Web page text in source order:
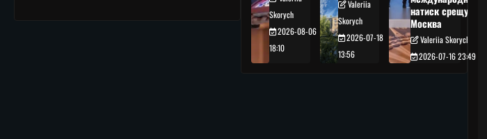
Skorych
2026-08-06
18:10
Valeriia
Skorych
2026-07-18
13:56
натиск срещу
Москва
Valeriia Skorych
2026-07-16 23:49